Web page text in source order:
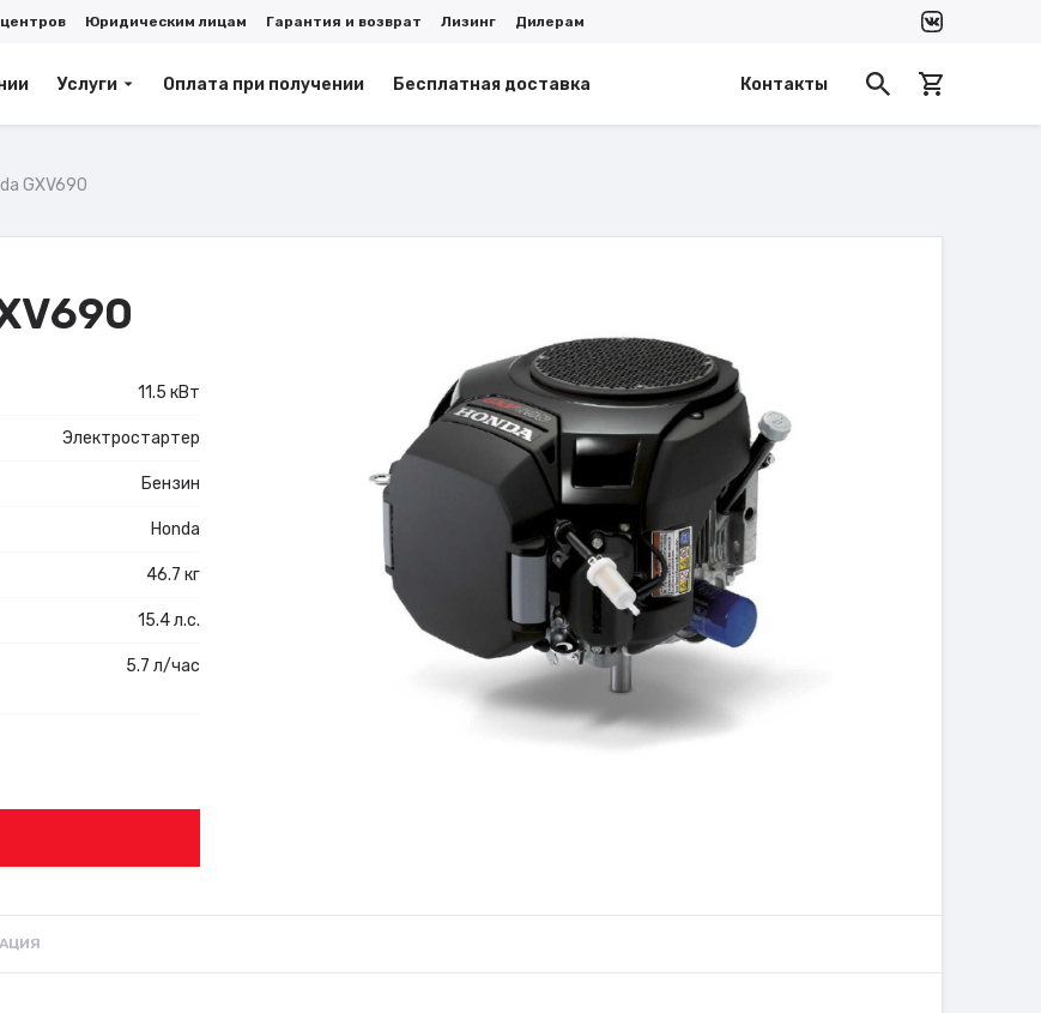
Юридическим лицам Гарантия и возврат Лизинг Дилерам
Услуги Оплата при получении Бесплатная доставка Контакты
GXV690
11.5 кВт
Электростартер
Бензин
Honda
46.7 кг
15.4 л.с.
5.7 л/час